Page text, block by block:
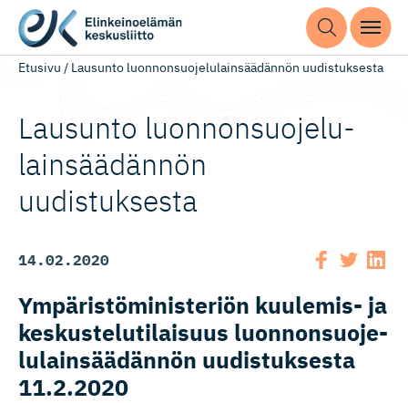
Etusivu / Lausunto luonnonsuojelulainsäädännön uudistuksesta
Lausunto luonnonsuo­je­lu­
lain­sää­dännön
uudistuksesta
14.02.2020
Ympäristö­mi­nis­teriön kuulemis- ja
keskustelu­ti­laisuus luonnonsuo­je­
lu­lain­sää­dännön uudistuksesta
11.2.2020